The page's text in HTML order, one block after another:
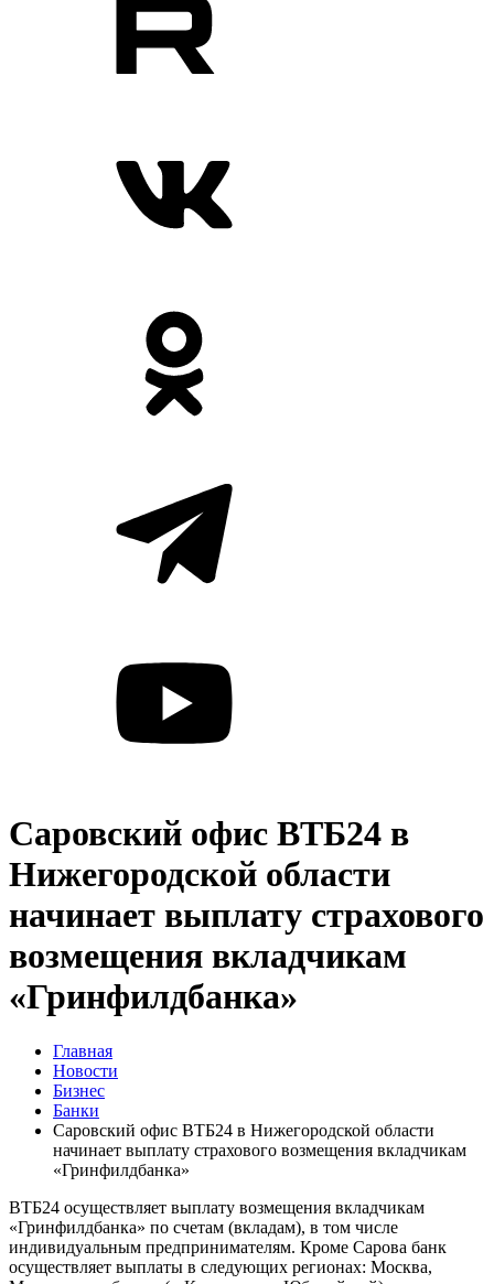
Саровский офис ВТБ24 в
Нижегородской области
начинает выплату страхового
возмещения вкладчикам
«Гринфилдбанка»
Главная
Новости
Бизнес
Банки
Саровский офис ВТБ24 в Нижегородской области
начинает выплату страхового возмещения вкладчикам
«Гринфилдбанка»
ВТБ24 осуществляет выплату возмещения вкладчикам
«Гринфилдбанка» по счетам (вкладам), в том числе
индивидуальным предпринимателям. Кроме Сарова банк
осуществляет выплаты в следующих регионах: Москва,